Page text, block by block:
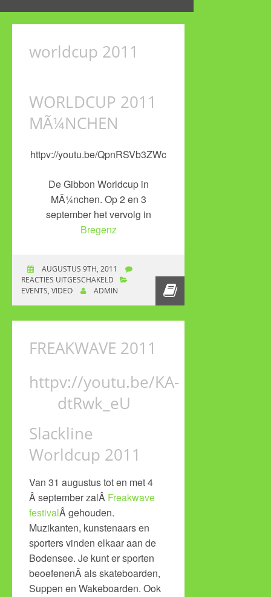
worldcup 2011
WORLDCUP 2011
MÃ¼NCHEN
httpv://youtu.be/QpnRSVb3ZWc
De Gibbon Worldcup in
MÃ¼nchen. Op 2 en 3
september het vervolg in
Bregenz
AUGUSTUS 9TH, 2011
REACTIES UITGESCHAKELD VOOR WORLDCUP
2011 MÃ¼NCHEN
EVENTS, VIDEO ADMIN
FREAKWAVE 2011
httpv://youtu.be/KA-
dtRwk_eU
Slackline
Worldcup 2011
Van 31 augustus tot en met 4
Â september zalÂ Freakwave
festivalÂ gehouden.
Muzikanten, kunstenaars en
sporters vinden elkaar aan de
Bodensee. Je kunt er sporten
beoefenenÂ als skateboarden,
Suppen en Wakeboarden. Ook